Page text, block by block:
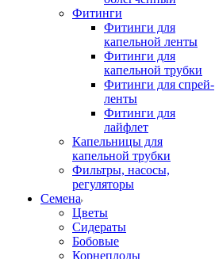
Фитинги
Фитинги для
капельной ленты
Фитинги для
капельной трубки
Фитинги для спрей-
ленты
Фитинги для
лайфлет
Капельницы для
капельной трубки
Фильтры, насосы,
регуляторы
Семена
Цветы
Сидераты
Бобовые
Корнеплоды